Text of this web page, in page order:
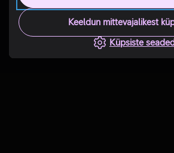
Keeldun mittevajalikest
Küpsiste